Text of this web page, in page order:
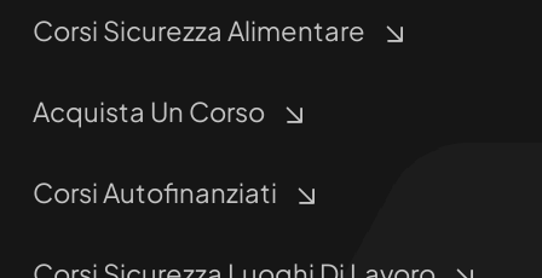
Corsi Sicurezza Alimentare
Acquista Un Corso
Corsi Autofinanziati